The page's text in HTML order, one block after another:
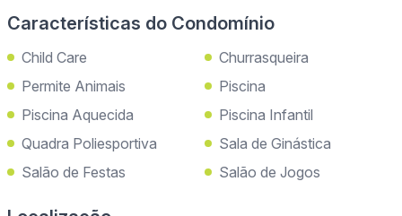
Características do Condomínio
Child Care
Churrasqueira
Permite Animais
Piscina
Piscina Aquecida
Piscina Infantil
Quadra Poliesportiva
Sala de Ginástica
Salão de Festas
Salão de Jogos